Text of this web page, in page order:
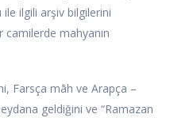
ile ilgili arşiv bilgilerini
mahyanın
Farsça māh ve Arapça –
geldiğini ve “Ramazan